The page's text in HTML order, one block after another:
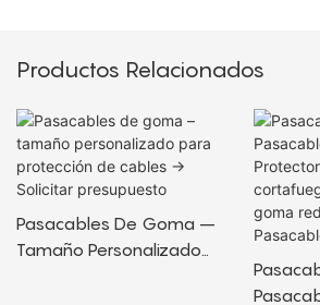
Productos Relacionados
Pasacables De Goma –
Tamaño Personalizado